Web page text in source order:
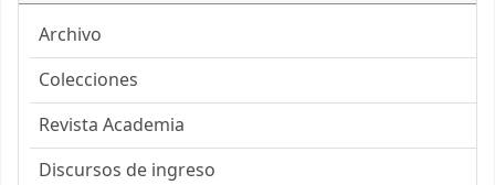
Archivo
Colecciones
Revista Academia
Discursos de ingreso